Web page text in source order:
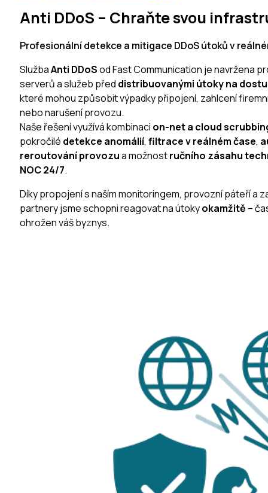
Anti DDoS – Chraňte svou
Profesionální detekce a mitigace DDoS útoků v
SlužbaAnti DDoSod Fast Communication je navržena
serverů a služeb před distribuovanými útoky na
které mohou způsobit výpadky připojení, zahlcení
nebo narušení provozu.
Naše řešení využívá kombinaci on-net a cloud
pokročilé detekce anomálií,filtrace v reálném čase,
reroutování provozua možnostručního zásahu
NOC 24/7.
Díky propojení s naším monitoringem, provozní páteří a
partnery jsme schopni reagovat na útokyokamžitě –
ohrožen váš byznys.